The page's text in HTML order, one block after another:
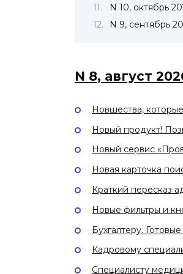
N 10, октябрь
N 9, сентябрь
N 8, август
Новшества,
Новый продукт!
Новый сервис
Новая карточка
Краткий пересказ
Новые фильтры и
Бухгалтеру.
Кадровому
Специалисту